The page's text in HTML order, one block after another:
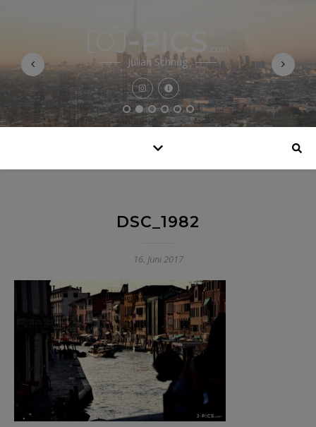
Julian Schnug
DSC_1982
16. Juni 2017